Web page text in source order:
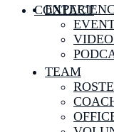
TEAM
CONTACT